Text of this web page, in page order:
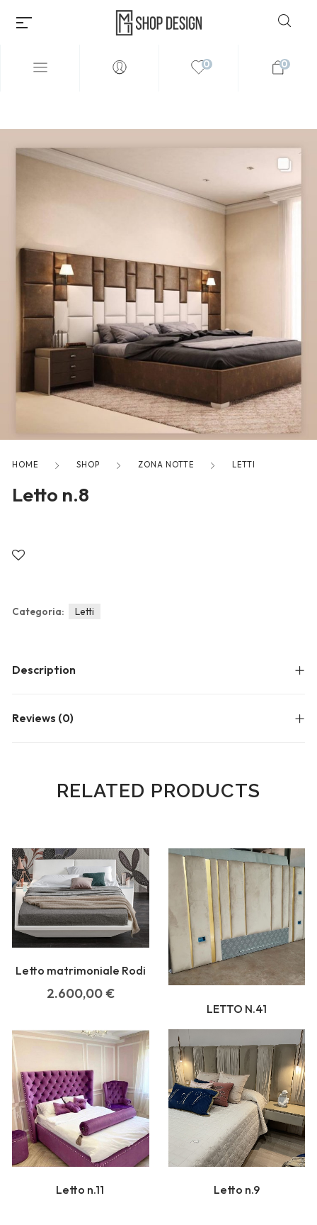
world visit Envato to buy and
sell creative assets, use smart
design templates, learn
creative skills or even hire
freelancers. With an industry-
leading marketplace paired
with an unlimited subscription
service, Envato helps creatives
like you get projects done
faster.
0 0
HOME SHOP ZONA NOTTE LETTI
Letto n.8
Description
Reviews (0)
Categoria: Letti
RELATED PRODUCTS
Letto matrimoniale Rodi
2.600,00€
LETTO N.41
Letto n.11 Letto n.9